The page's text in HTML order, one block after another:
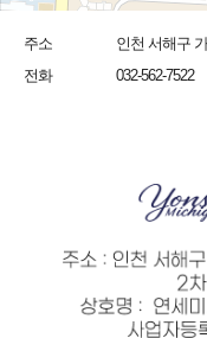
주소
인천 서해구
전화
032-562-7522